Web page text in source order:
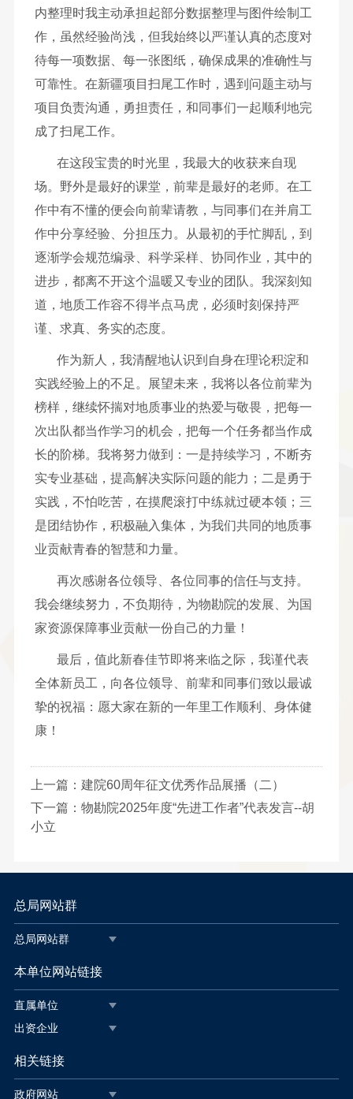
内整理时我主动承担起部分数据整理与图件绘制工
作，虽然经验尚浅，但我始终以严谨认真的态度对
待每一项数据、每一张图纸，确保成果的准确性与
可靠性。在新疆项目扫尾工作时，遇到问题主动与
项目负责沟通，勇担责任，和同事们一起顺利地完
成了扫尾工作。
在这段宝贵的时光里，我最大的收获来自现
场。野外是最好的课堂，前辈是最好的老师。在工
作中有不懂的便会向前辈请教，与同事们在并肩工
作中分享经验、分担压力。从最初的手忙脚乱，到
逐渐学会规范编录、科学采样、协同作业，其中的
进步，都离不开这个温暖又专业的团队。我深刻知
道，地质工作容不得半点马虎，必须时刻保持严
谨、求真、务实的态度。
作为新人，我清醒地认识到自身在理论积淀和
实践经验上的不足。展望未来，我将以各位前辈为
榜样，继续怀揣对地质事业的热爱与敬畏，把每一
次出队都当作学习的机会，把每一个任务都当作成
长的阶梯。我将努力做到：一是持续学习，不断夯
实专业基础，提高解决实际问题的能力；二是勇于
实践，不怕吃苦，在摸爬滚打中练就过硬本领；三
是团结协作，积极融入集体，为我们共同的地质事
业贡献青春的智慧和力量。
再次感谢各位领导、各位同事的信任与支持。
我会继续努力，不负期待，为物勘院的发展、为国
家资源保障事业贡献一份自己的力量！
最后，值此新春佳节即将来临之际，我谨代表
全体新员工，向各位领导、前辈和同事们致以最诚
挚的祝福：愿大家在新的一年里工作顺利、身体健
康！
上一篇： 建院60周年征文优秀作品展播（二）
下一篇： 物勘院2025年度“先进工作者”代表发言--胡
小立
总局网站群
总局网站群
本单位网站链接
直属单位
出资企业
相关链接
政府网站